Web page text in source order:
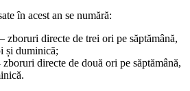
în acest an se numără:
– zboruri directe de trei ori pe săptămână,
și duminică;
zboruri directe de două ori pe săptămână,